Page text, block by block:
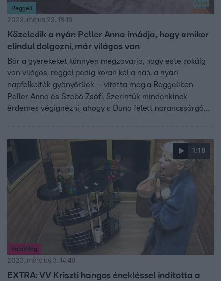
Reggeli
2023. május 23. 18:16
Közeledik a nyár: Peller Anna imádja, hogy amikor
elindul dolgozni, már világos van
Bár a gyerekeket könnyen megzavarja, hogy este sokáig
van világos, reggel pedig korán kel a nap, a nyári
napfelkelték gyönyörűek – vitatta meg a Reggeliben
Peller Anna és Szabó Zsófi. Szerintük mindenkinek
érdemes végignézni, ahogy a Duna felett narancssárgán
1:18
ValóVilág
2023. március 3. 14:48
EXTRA: VV Kriszti hangos énekléssel indította a